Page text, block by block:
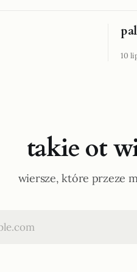
10
takie ot
wiersze, które przeze